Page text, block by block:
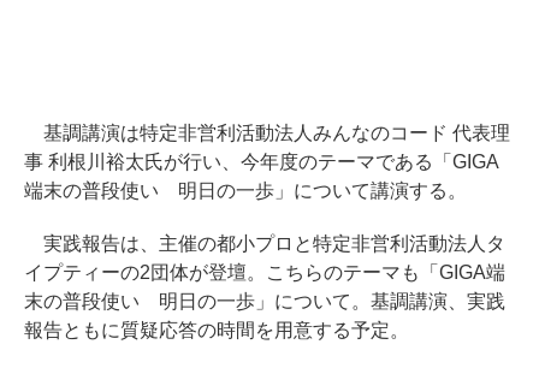
基調講演は特定非営利活動法人みんなのコード 代表理
事 利根川裕太氏が行い、今年度のテーマである「GIGA
端末の普段使い 明日の一歩」について講演する。
実践報告は、主催の都小プロと特定非営利活動法人タ
イプティーの2団体が登壇。こちらのテーマも「GIGA端
末の普段使い 明日の一歩」について。基調講演、実践
報告ともに質疑応答の時間を用意する予定。